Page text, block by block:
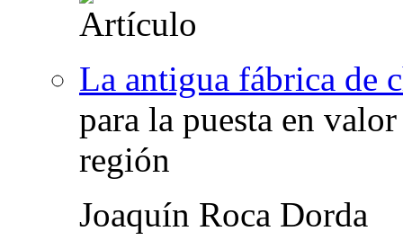
La antigua fábrica de
para la puesta en
región
Joaquín Roca Dorda